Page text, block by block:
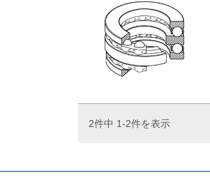
2件中 1-2件を表示